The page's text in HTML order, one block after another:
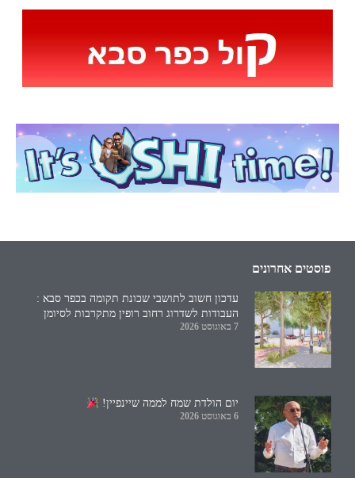
פוסטים אחרונים
עדכון חשוב לתושבי שכונת תקומה בכפר סבא :
העבודות לשדרוג רחוב רופין מתקרבות לסיומן
7 באוגוסט 2026
יום הולדת שמח לממה שיינפיין!
6 באוגוסט 2026